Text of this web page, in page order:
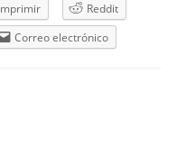
Reddit
Correo electrónico